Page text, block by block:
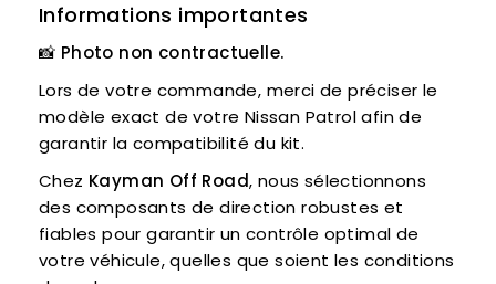
Informations importantes
📸 Photo non contractuelle.
Lors de votre commande, merci de préciser le
modèle exact de votre Nissan Patrol afin de
garantir la compatibilité du kit.
Chez Kayman Off Road, nous sélectionnons
des composants de direction robustes et
fiables pour garantir un contrôle optimal de
votre véhicule, quelles que soient les conditions